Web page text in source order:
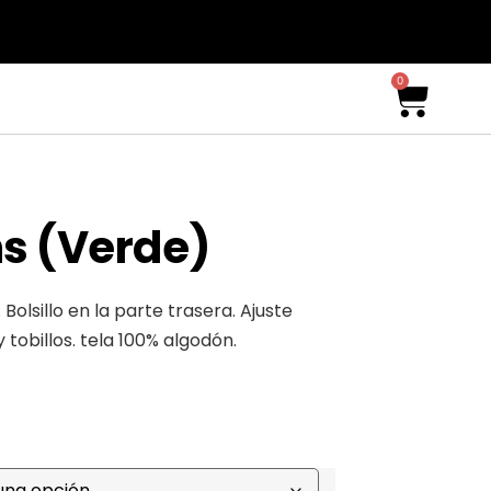
0
(Verde)
Bolsillo en la parte trasera. Ajuste
tela 100% algodón.